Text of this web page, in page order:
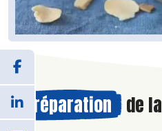
Préparation de la